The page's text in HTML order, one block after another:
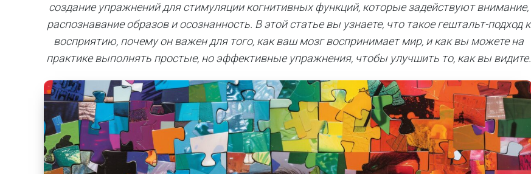
создание упражнений для стимуляции когнитивных функций, которые задействуют внимание,
распознавание образов и осознанность. В этой статье вы узнаете, что такое гештальт-подход к
восприятию, почему он важен для того, как ваш мозг воспринимает мир, и как вы можете на
практике выполнять простые, но эффективные упражнения, чтобы улучшить то, как вы видите.